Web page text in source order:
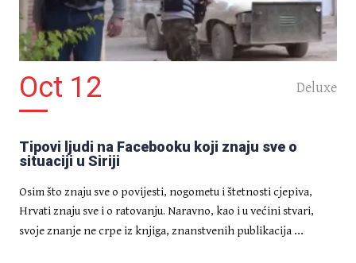
Oct 12 Deluxe
Tipovi ljudi na Facebooku koji znaju sve o
situaciji u Siriji
Osim što znaju sve o povijesti, nogometu i štetnosti cjepiva,
Hrvati znaju sve i o ratovanju. Naravno, kao i u većini stvari,
svoje znanje ne crpe iz knjiga, znanstvenih publikacija ...